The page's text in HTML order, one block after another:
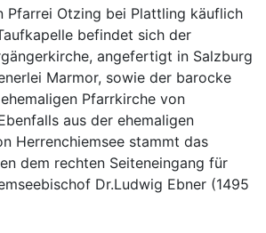
Pfarrei Otzing bei Plattling käuflich
befindet sich der
angefertigt in Salzburg
Marmor, sowie der barocke
Pfarrkirche von
aus der ehemaligen
Herrenchiemsee stammt das
dem rechten Seiteneingang für
Dr.Ludwig Ebner (1495